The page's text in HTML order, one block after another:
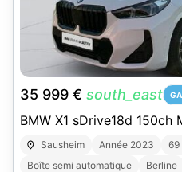
35 999 € south_east
BMW X1 sDrive18d 150ch
Sausheim Année 2023 69
Boîte semi automatique
Berline